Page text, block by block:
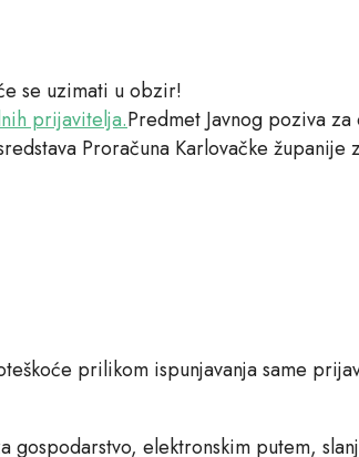
se uzimati u obzir!
prijavitelja.Predmet Javnog poziva
Proračuna Karlovačke županije
prilikom ispunjavanja same
gospodarstvo, elektronskim putem,